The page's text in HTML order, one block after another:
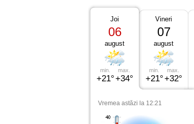
Joi
06
august
min.
+21°
max.
+34°
Vineri
07
august
min.
+21°
max.
+32°
Vremea astăzi la 12:21